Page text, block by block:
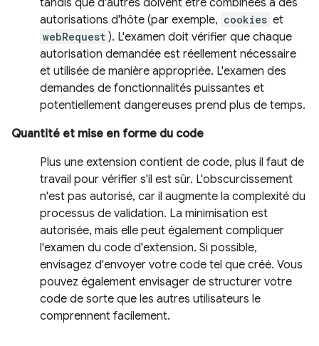
tandis que d'autres doivent être combinées à des
autorisations d'hôte (par exemple, cookies et
webRequest ). L'examen doit vérifier que chaque
autorisation demandée est réellement nécessaire
et utilisée de manière appropriée. L'examen des
demandes de fonctionnalités puissantes et
potentiellement dangereuses prend plus de temps.
Quantité et mise en forme du code
Plus une extension contient de code, plus il faut de
travail pour vérifier s'il est sûr. L'obscurcissement
n'est pas autorisé, car il augmente la complexité du
processus de validation. La minimisation est
autorisée, mais elle peut également compliquer
l'examen du code d'extension. Si possible,
envisagez d'envoyer votre code tel que créé. Vous
pouvez également envisager de structurer votre
code de sorte que les autres utilisateurs le
comprennent facilement.